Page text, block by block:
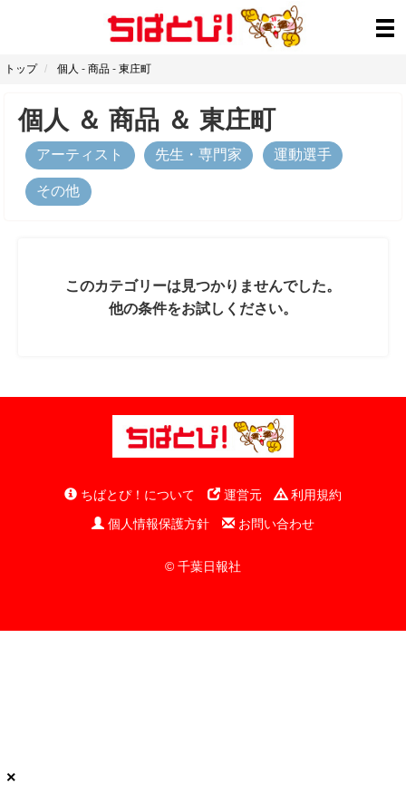
トップ 個人 - 商品 - 東庄町
個人 ＆ 商品 ＆ 東庄町
アーティスト 先生・専門家 運動選手
その他
このカテゴリーは見つかりませんでした。
他の条件をお試しください。
ちばとぴ！について 運営元
利用規約
個人情報保護方針
お問い合わせ
© 千葉日報社
×